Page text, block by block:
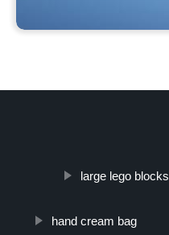
large lego blocks
hand cream bag